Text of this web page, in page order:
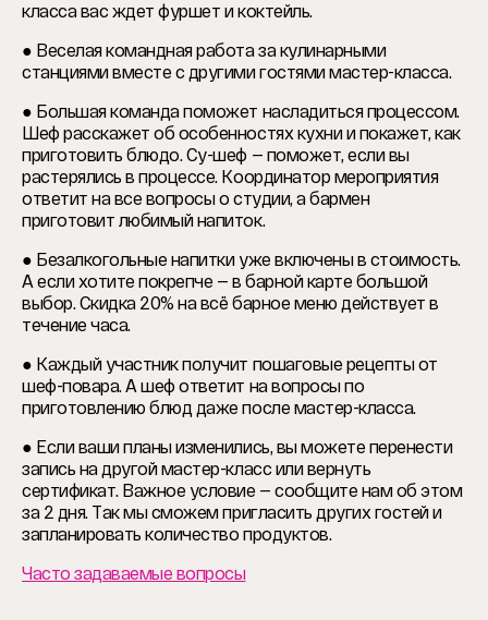
класса вас ждет фуршет и коктейль.
● Веселая командная работа за кулинарными
станциями вместе с другими гостями мастер-класса.
● Большая команда поможет насладиться процессом.
Шеф расскажет об особенностях кухни и покажет, как
приготовить блюдо. Су-шеф — поможет, если вы
растерялись в процессе. Координатор мероприятия
ответит на все вопросы о студии, а бармен
приготовит любимый напиток.
● Безалкогольные напитки уже включены в стоимость.
А если хотите покрепче — в барной карте большой
выбор. Скидка 20% на всё барное меню действует в
течение часа.
● Каждый участник получит пошаговые рецепты от
шеф-повара. А шеф ответит на вопросы по
приготовлению блюд даже после мастер-класса.
● Если ваши планы изменились, вы можете перенести
запись на другой мастер-класс или вернуть
сертификат. Важное условие — сообщите нам об этом
за 2 дня. Так мы сможем пригласить других гостей и
запланировать количество продуктов.
Часто задаваемые вопросы